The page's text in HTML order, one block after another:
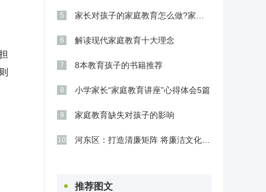
5
6 解读现代家庭教育十大理念
7 8本教育孩子的书籍推荐
8 小学家长“家庭教育讲座”心得体会5篇
9 家庭教育缺失对孩子的影响
10
推荐图文